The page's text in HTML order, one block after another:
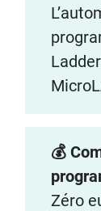
💰
Zéro